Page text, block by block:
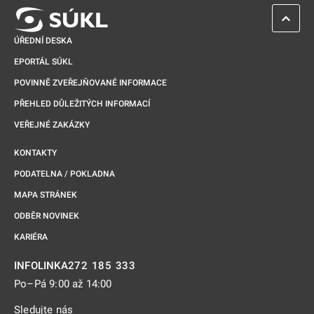
ÚŘEDNÍ DESKA
EPORTÁL SÚKL
POVINNĚ ZVEŘEJŇOVANÉ INFORMACE
PŘEHLED DŮLEŽITÝCH INFORMACÍ
VEŘEJNÉ ZAKÁZKY
KONTAKTY
PODATELNA / POKLADNA
MAPA STRÁNEK
ODBĚR NOVINEK
KARIÉRA
INFOLINKA272 185 333
Po–Pá 9:00 až 14:00
Sledujte nás
ZPĚT